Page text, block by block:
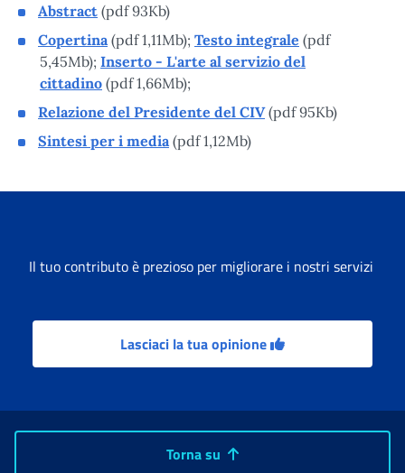
Abstract (pdf 93Kb)
Copertina (pdf 1,11Mb); Testo integrale (pdf
5,45Mb); Inserto - L'arte al servizio del
cittadino (pdf 1,66Mb);
Relazione del Presidente del CIV(pdf 95Kb)
Sintesi per i media (pdf 1,12Mb)
Il tuo contributo è prezioso per migliorare i nostri servizi
Lasciaci la tua opinione
Torna su